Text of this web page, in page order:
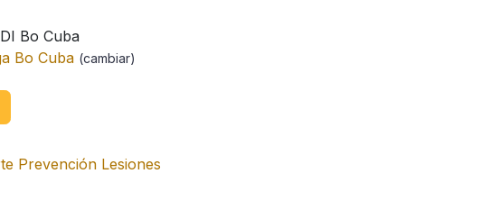
Bo Cuba
Bo Cuba (cambiar)
Prevención Lesiones